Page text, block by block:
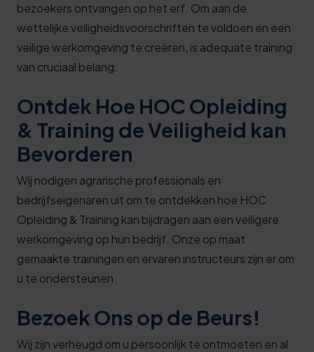
bezoekers ontvangen op het erf. Om aan de
wettelijke veiligheidsvoorschriften te voldoen en een
veilige werkomgeving te creëren, is adequate training
van cruciaal belang.
Ontdek Hoe HOC Opleiding
& Training de Veiligheid kan
Bevorderen
Wij nodigen agrarische professionals en
bedrijfseigenaren uit om te ontdekken hoe HOC
Opleiding & Training kan bijdragen aan een veiligere
werkomgeving op hun bedrijf. Onze op maat
gemaakte trainingen en ervaren instructeurs zijn er om
u te ondersteunen.
Bezoek Ons op de Beurs!
Wij zijn verheugd om u persoonlijk te ontmoeten en al